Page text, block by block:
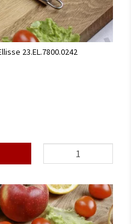
23.EL.7800.0242